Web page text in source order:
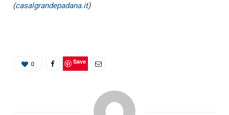
(casalgrandepadana.it)
0 Save